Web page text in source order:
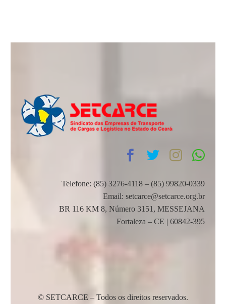
Telefone: (85) 3276-4118 – (85) 99820-0339
Email: setcarce@setcarce.org.br
BR 116 KM 8, Número 3151, MESSEJANA
Fortaleza – CE | 60842-395
© SETCARCE – Todos os direitos reservados.